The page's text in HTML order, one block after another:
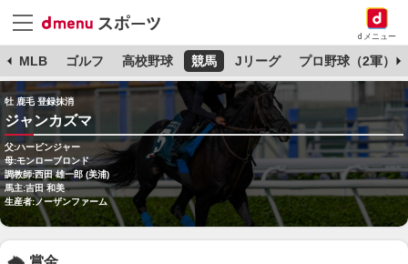
dメニュー
MLB ゴルフ 高校野球 競馬 Jリーグ プロ野球（2軍）
牡 鹿毛 登録抹消
ジャンカズマ
父:ハービンジャー
母:モンローブロンド
調教師:西田 雄一郎 (美浦)
馬主:吉田 和美
生産者:ノーザンファーム